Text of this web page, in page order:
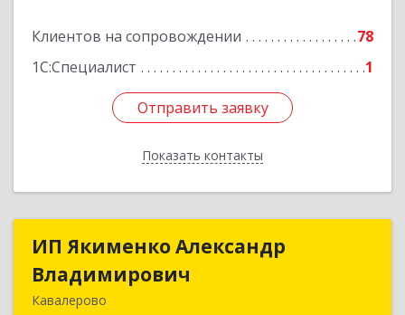
Клиентов на сопровождении
78
1С:Специалист
1
Отправить заявку
Показать контакты
Подробнее
Отправить заявку
Назад
ИП Якименко Александр
Владимирович
Кавалерово
ИП Якименко Александр